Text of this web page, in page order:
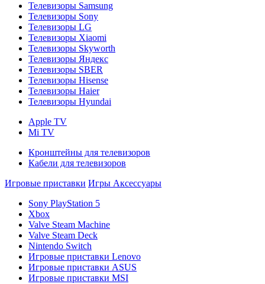
Телевизоры Samsung
Телевизоры Sony
Телевизоры LG
Телевизоры Xiaomi
Телевизоры Skyworth
Телевизоры Яндекс
Телевизоры SBER
Телевизоры Hisense
Телевизоры Haier
Телевизоры Hyundai
Apple TV
Mi TV
Кронштейны для телевизоров
Кабели для телевизоров
Игровые приставки Игры Аксессуары
Sony PlayStation 5
Xbox
Valve Steam Machine
Valve Steam Deck
Nintendo Switch
Игровые приставки Lenovo
Игровые приставки ASUS
Игровые приставки MSI